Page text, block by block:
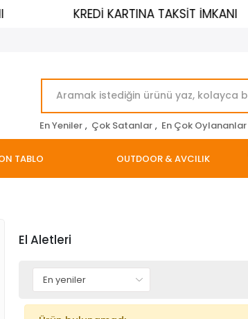
KREDİ KARTINA TAKSİT İMKANI
En Yeniler , Çok Satanlar , En Çok Oylananlar
TABLO OUTDOOR & AVCILIK
El Aletleri